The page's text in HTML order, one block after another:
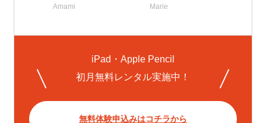
Amami Marie
iPad・Apple Pencil
初月無料レンタル実施中！
無料体験申込みはコチラから